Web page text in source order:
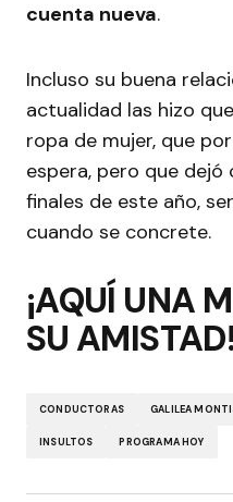
cuenta nueva.
Incluso su buena
actualidad las hizo
ropa de mujer, que
espera, pero que dejó
finales de este año,
cuando se concrete.
¡AQUÍ UNA
SU AMISTAD!
CONDUCTORAS GALILEA
INSULTOS PROGRAMA HOY